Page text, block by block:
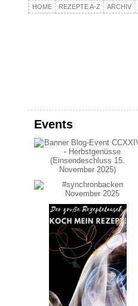
HOME REZEPTE A-Z ARCHIV
Events